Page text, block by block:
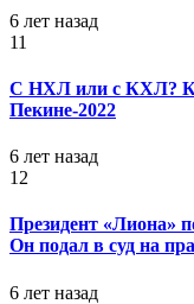
6 лет назад
11
С НХЛ или с КХЛ?
Пекине-2022
6 лет назад
12
Президент «Лиона»
Он подал в суд на
6 лет назад